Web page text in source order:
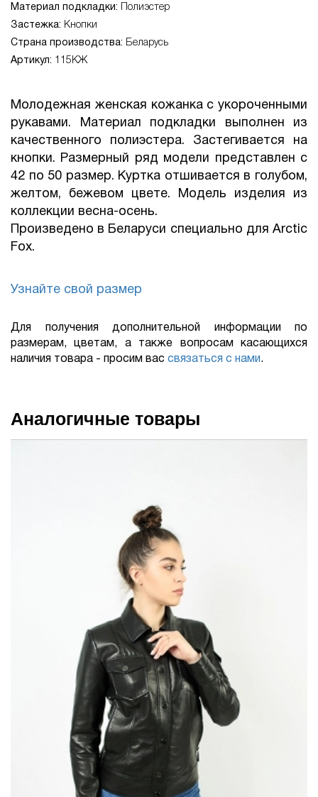
Материал подкладки:
Полиэстер
Застежка: Кнопки
Страна производства: Беларусь
Артикул: 115КЖ
Молодежная женская кожанка с укороченными
рукавами. Материал подкладки выполнен из
качественного полиэстера. Застегивается на
кнопки. Размерный ряд модели представлен с
42 по 50 размер. Куртка отшивается в голубом,
желтом, бежевом цвете. Модель изделия из
коллекции весна-осень.
Произведено в Беларуси специально для Arctic
Fox.
Узнайте свой размер
Для получения дополнительной информации по
размерам, цветам, а также вопросам касающихся
наличия товара - просим вас связаться с нами .
Аналогичные товары